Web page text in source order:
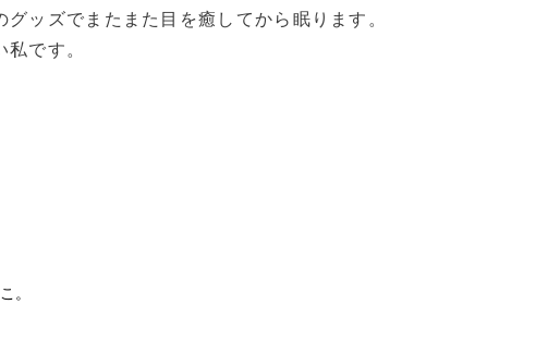
ッズでまたまた目を癒してから眠ります。
です。
。